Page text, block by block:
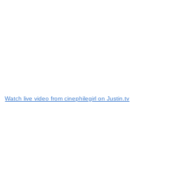
Watch live video from cinephilegirl on Justin.tv